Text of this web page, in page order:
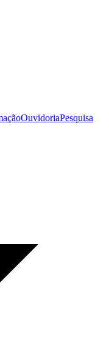
OuvidoriaPesquisa